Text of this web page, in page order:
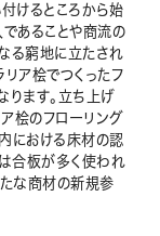
けるところから始
あることや商流の
る窮地に立たされ
ア桧でつくったフ
ります。立ち上げ
桧のフローリング
における床材の認
合板が多く使われ
たな商材の新規参